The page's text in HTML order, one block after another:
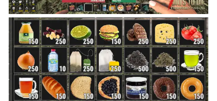
17:51
电脑端 其他&工具
杀 模组安装/管理工具v1.1.0 测试版发
WIN11
文网 · 本地模组管理工具把压缩包拖进
的交给管理器七日杀MOD管理器是一款
日杀》的轻量级本地工具。从目录识
包分析，到安装、启停、...